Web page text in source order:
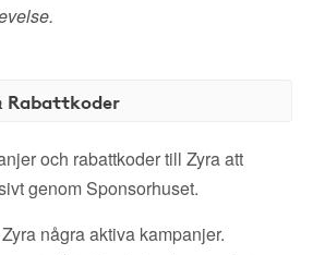
Rabattkoder
och rabattkoder till Zyra att
genom Sponsorhuset.
några aktiva kampanjer.